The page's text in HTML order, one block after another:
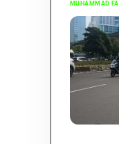
MUHAMMAD